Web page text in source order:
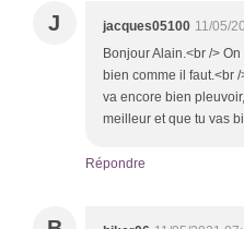
J jacques05100 11/05/
Bonjour Alain.<br />
bien comme il faut.<br
va encore bien
meilleur et que tu vas
Répondre